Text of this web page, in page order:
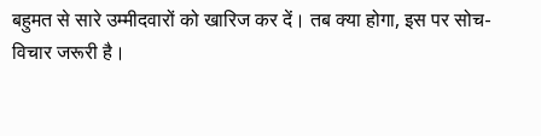
बहुमत से सारे उम्मीदवारों को खारिज कर दें। तब क्या होगा, इस पर सोच-
विचार जरूरी है।